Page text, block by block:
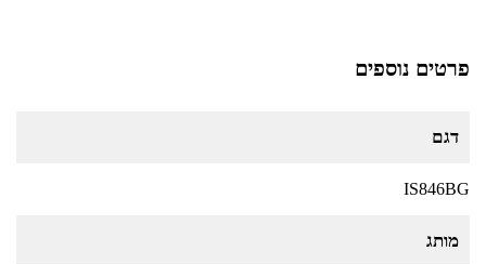
פרטים נוספים
דגם
IS846BG
מותג